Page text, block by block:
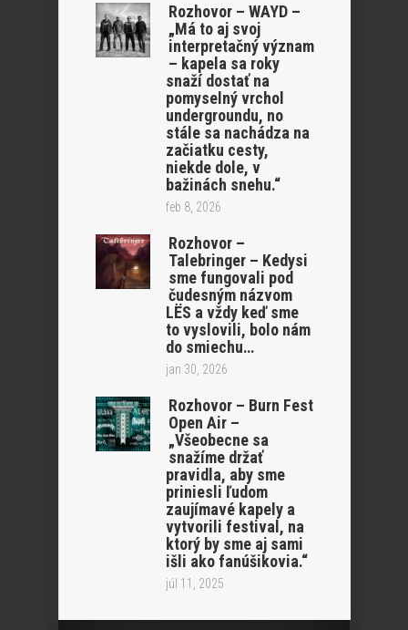
Rozhovor – WAYD –
„Má to aj svoj
interpretačný význam
– kapela sa roky
snaží dostať na
pomyselný vrchol
undergroundu, no
stále sa nachádza na
začiatku cesty,
niekde dole, v
bažinách snehu.“
feb 8, 2026
Rozhovor –
Talebringer – Kedysi
sme fungovali pod
čudesným názvom
LËS a vždy keď sme
to vyslovili, bolo nám
do smiechu…
jan 30, 2026
Rozhovor – Burn Fest
Open Air –
„Všeobecne sa
snažíme držať
pravidla, aby sme
priniesli ľudom
zaujímavé kapely a
vytvorili festival, na
ktorý by sme aj sami
išli ako fanúšikovia.“
júl 11, 2025